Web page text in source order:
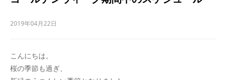
2019年04月22日
こんにちは。
桜の季節も過ぎ、